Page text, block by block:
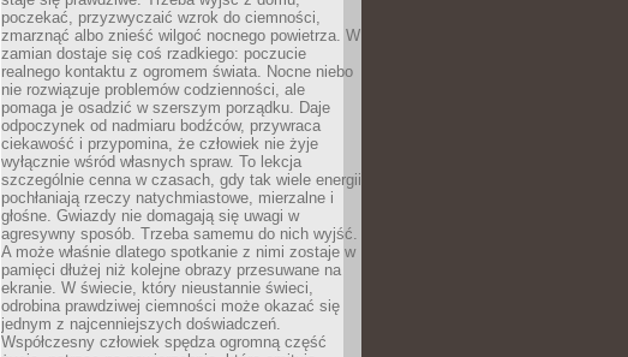
poczekać, przyzwyczaić wzrok do ciemności,
zmarznąć albo znieść wilgoć nocnego powietrza. W
zamian dostaje się coś rzadkiego: poczucie
realnego kontaktu z ogromem świata. Nocne niebo
nie rozwiązuje problemów codzienności, ale
pomaga je osadzić w szerszym porządku. Daje
odpoczynek od nadmiaru bodźców, przywraca
ciekawość i przypomina, że człowiek nie żyje
wyłącznie wśród własnych spraw. To lekcja
szczególnie cenna w czasach, gdy tak wiele energii
pochłaniają rzeczy natychmiastowe, mierzalne i
głośne. Gwiazdy nie domagają się uwagi w
agresywny sposób. Trzeba samemu do nich wyjść.
A może właśnie dlatego spotkanie z nimi zostaje w
pamięci dłużej niż kolejne obrazy przesuwane na
ekranie. W świecie, który nieustannie świeci,
odrobina prawdziwej ciemności może okazać się
jednym z najcenniejszych doświadczeń.
Współczesny człowiek spędza ogromną część